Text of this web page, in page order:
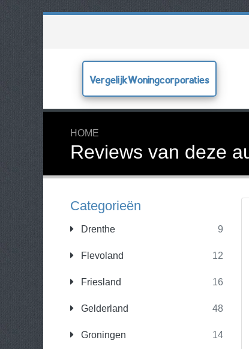
VergelijkWoningcorporaties
HOME
Reviews van deze
Categorieën
Drenthe 9
Flevoland 12
Friesland 16
Gelderland 48
Groningen 14